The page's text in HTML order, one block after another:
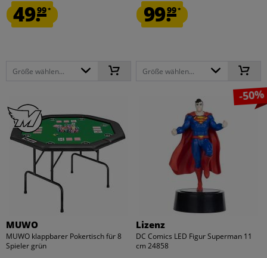
49.99*
Größe wählen...
99.99*
Größe wählen...
MUWO
MUWO klappbarer Pokertisch für 8
Spieler grün
-50%
Lizenz
DC Comics LED Figur Superman 11
cm 24858